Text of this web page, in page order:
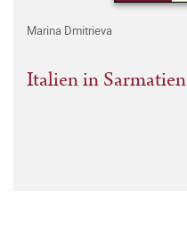
Marina Dmitrieva
Italien in Sarmatien